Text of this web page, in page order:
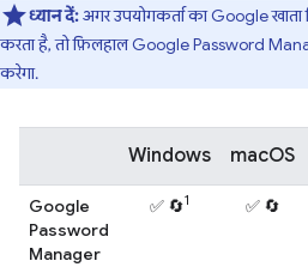
ध्यान दें:अगर उपयोगकर्ता का Google खाता
करता है, तो फ़िलहाल Google Password
करेगा.
Windows macOS
Google
Password
Manager
✅ 🔄1 ✅ 🔄